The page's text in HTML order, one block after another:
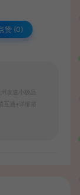
赞 (0)
攻速小极品
互通+详细搭